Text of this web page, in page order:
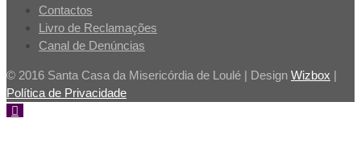
Contactos
Livro de Reclamações
Canal de Denúncias
© 2016 Santa Casa da Misericórdia de Loulé | Design Wizbox |
Política de Privacidade